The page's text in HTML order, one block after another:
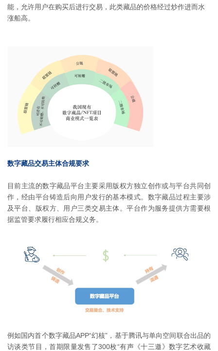
能，允许用户在购买后进行交易，此类藏品的价格经过炒作进而水
涨船高。
数字藏品交易主体合规要求
目前主流的数字藏品平台主要采用版权方独立创作或与平台共同创
作，经由平台铸造后向用户发行的基本模式。数字藏品过程主要涉
及平台、版权方、用户三类交易主体。平台作为服务提供方需要根
据监管要求履行相应合规义务。
例如国内首个数字藏品APP“幻核”，基于腾讯与单向空间联合出品的
访谈类节目，首期限量发售了300枚“有声《十三邀》数字艺术收藏